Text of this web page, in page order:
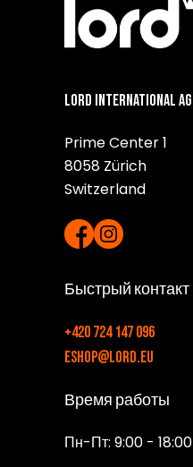
Lord International AG
Prime Center 1
8058 Zürich
Switzerland
Быстрый контакт
+420 724 147 096
eshop@lord.eu
Время работы
Пн-Пт: 9:00 - 18:00